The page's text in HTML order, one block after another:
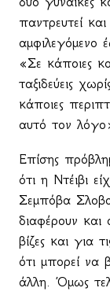
παντρευτεί
αμφιλεγόμενο
«Σε κάποιες
ταξιδεύεις
κάποιες
αυτό τον
Επίσης
ότι η Ντέιβι
Σεμπόβα
διαφέρουν και
βίζες και για
ότι μπορεί να
άλλη. Όμως